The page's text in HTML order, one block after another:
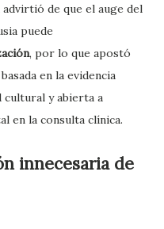
de que el auge del
puede
, por lo que apostó
en la evidencia
cultural y abierta a
en la consulta clínica.
innecesaria de